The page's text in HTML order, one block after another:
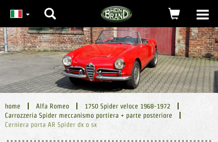
carrello
home Alfa Romeo
1750 Spider veloce 1968-1972
Carrozzeria Spider meccanismo portiera + parte posteriore
Cerniera porta AR Spider dx o sx